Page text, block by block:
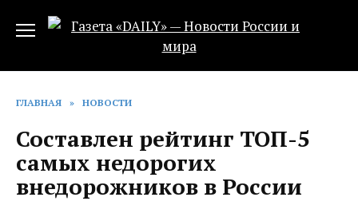
ГЛАВНАЯ » НОВОСТИ
Составлен рейтинг ТОП-5
самых недорогих
внедорожников в России